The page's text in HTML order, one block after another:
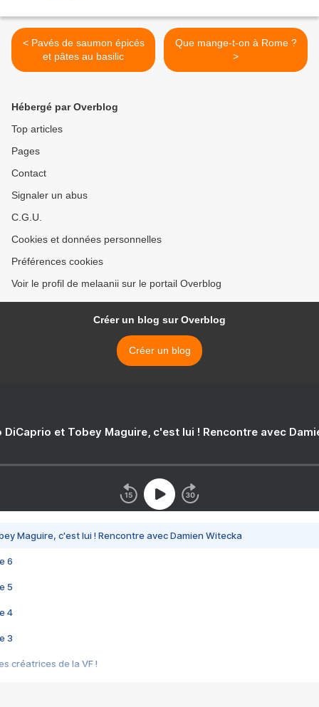
< Pavés de saumon épicés
et pâtes au basilic
Que mange-t-on à Rome ?
>
Hébergé par Overblog
Top articles
Pages
Contact
Signaler un abus
C.G.U.
Cookies et données personnelles
Préférences cookies
Voir le profil de melaanii sur le portail Overblog
Créer un blog sur Overblog
Créer un blog
DiCaprio et Tobey Maguire, c'est lui ! Rencontre avec
Maguire, c'est lui ! Rencontre avec Damien Witecka
6
5
4
3
créatrices de la VF !